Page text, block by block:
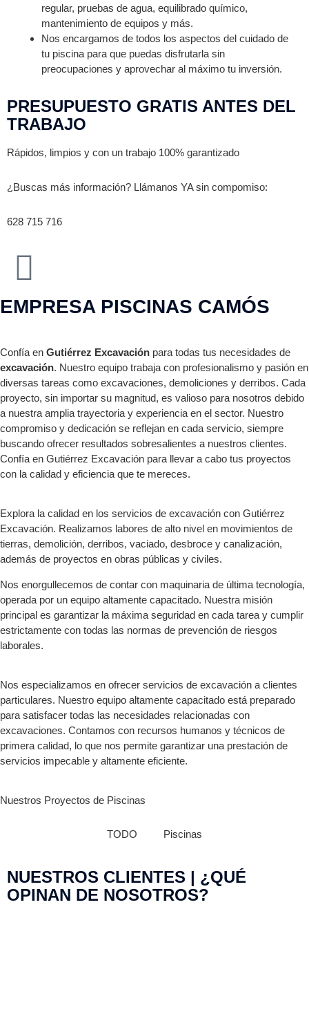
regular, pruebas de agua, equilibrado químico,
mantenimiento de equipos y más.
Nos encargamos de todos los aspectos del cuidado de
tu piscina para que puedas disfrutarla sin
preocupaciones y aprovechar al máximo tu inversión.
PRESUPUESTO GRATIS ANTES DEL
TRABAJO
Rápidos, limpios y con un trabajo 100% garantizado
¿Buscas más información? Llámanos YA sin compomiso:
628 715 716
EMPRESA PISCINAS CAMÓS
Confía en Gutiérrez Excavación para todas tus necesidades de
excavación. Nuestro equipo trabaja con profesionalismo y pasión en
diversas tareas como excavaciones, demoliciones y derribos. Cada
proyecto, sin importar su magnitud, es valioso para nosotros debido
a nuestra amplia trayectoria y experiencia en el sector. Nuestro
compromiso y dedicación se reflejan en cada servicio, siempre
buscando ofrecer resultados sobresalientes a nuestros clientes.
Confía en Gutiérrez Excavación para llevar a cabo tus proyectos
con la calidad y eficiencia que te mereces.
Explora la calidad en los servicios de excavación con Gutiérrez
Excavación. Realizamos labores de alto nivel en movimientos de
tierras, demolición, derribos, vaciado, desbroce y canalización,
además de proyectos en obras públicas y civiles.
Nos enorgullecemos de contar con maquinaria de última tecnología,
operada por un equipo altamente capacitado. Nuestra misión
principal es garantizar la máxima seguridad en cada tarea y cumplir
estrictamente con todas las normas de prevención de riesgos
laborales.
Nos especializamos en ofrecer servicios de excavación a clientes
particulares. Nuestro equipo altamente capacitado está preparado
para satisfacer todas las necesidades relacionadas con
excavaciones. Contamos con recursos humanos y técnicos de
primera calidad, lo que nos permite garantizar una prestación de
servicios impecable y altamente eficiente.
Nuestros Proyectos de Piscinas
TODO Piscinas
NUESTROS CLIENTES | ¿QUÉ
OPINAN DE NOSOTROS?